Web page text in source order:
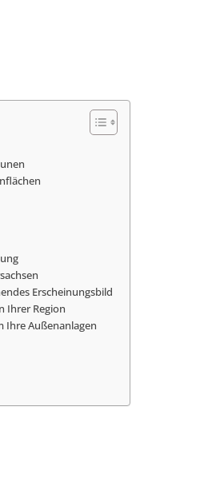
Erscheinungsbild
Ihrer Region
Ihre Außenanlagen